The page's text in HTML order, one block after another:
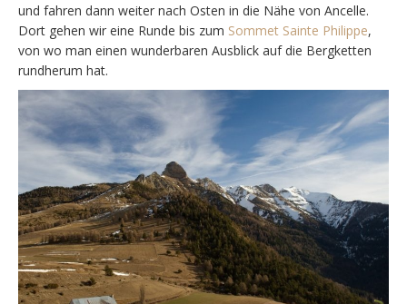
und fahren dann weiter nach Osten in die Nähe von Ancelle.
Dort gehen wir eine Runde bis zum Sommet Sainte Philippe,
von wo man einen wunderbaren Ausblick auf die Bergketten
rundherum hat.